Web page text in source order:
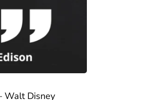
Walt Disney